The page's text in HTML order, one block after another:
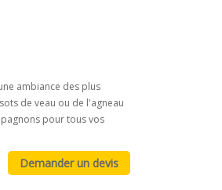
ambiance des plus
de veau ou de l'agneau
pour tous vos